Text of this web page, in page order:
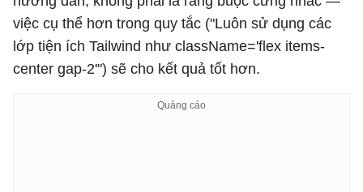
việc cụ thể hơn trong quy tắc ("Luôn sử dụng các
lớp tiện ích Tailwind như className='flex items-
center gap-2'") sẽ cho kết quả tốt hơn.